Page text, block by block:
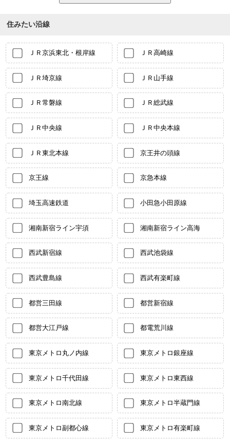
住みたい沿線
ＪＲ京浜東北・根岸線 ＪＲ高崎線
ＪＲ埼京線 ＪＲ山手線
ＪＲ常磐線 ＪＲ総武線
ＪＲ中央線 ＪＲ中央本線
ＪＲ東北本線 京王井の頭線
京王線 京急本線
埼玉高速鉄道 小田急小田原線
湘南新宿ライン宇須 湘南新宿ライン高海
西武新宿線 西武池袋線
西武豊島線 西武有楽町線
都営三田線 都営新宿線
都営大江戸線 都電荒川線
東京メトロ丸ノ内線 東京メトロ銀座線
東京メトロ千代田線 東京メトロ東西線
東京メトロ南北線 東京メトロ半蔵門線
東京メトロ副都心線 東京メトロ有楽町線